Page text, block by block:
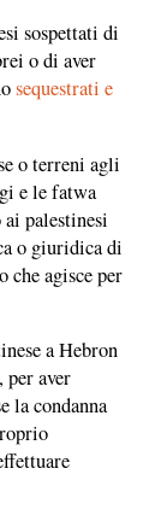
sospettati di
o di aver
sequestrati e
o terreni agli
e le fatwa
palestinesi
o giuridica di
che agisce per
a Hebron
per aver
la condanna